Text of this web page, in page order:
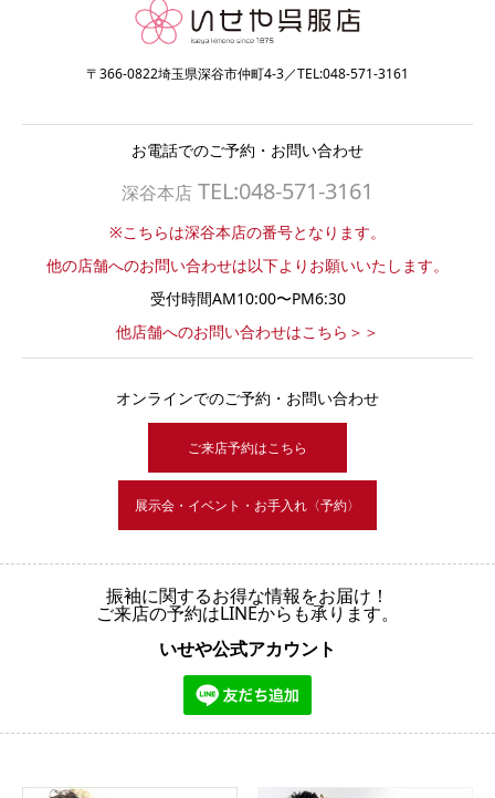
〒366-0822埼玉県深谷市仲町4-3／TEL:048-571-3161
お電話でのご予約・お問い合わせ
深谷本店 TEL:048-571-3161
※こちらは深谷本店の番号となります。
他の店舗へのお問い合わせは以下よりお願いいたします。
受付時間AM10:00〜PM6:30
他店舗へのお問い合わせはこちら＞＞
オンラインでのご予約・お問い合わせ
ご来店予約はこちら
展示会・イベント・お手入れ〈予約〉
振袖に関するお得な情報をお届け！
ご来店の予約はLINEからも承ります。
いせや公式アカウント